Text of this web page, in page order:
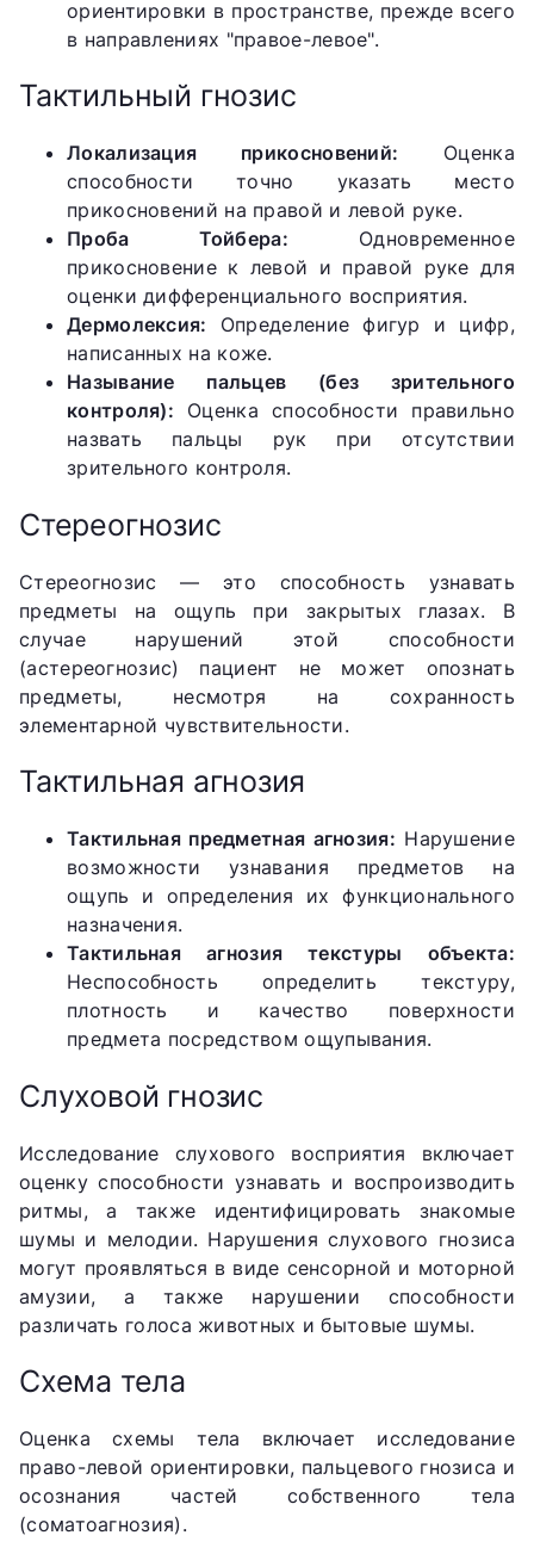
ориентировки в пространстве, прежде всего
в направлениях "правое-левое".
Тактильный гнозис
Локализация прикосновений: Оценка
способности точно указать место
прикосновений на правой и левой руке.
Проба Тойбера: Одновременное
прикосновение к левой и правой руке для
оценки дифференциального восприятия.
Дермолексия: Определение фигур и цифр,
написанных на коже.
Называние пальцев (без зрительного
контроля): Оценка способности правильно
назвать пальцы рук при отсутствии
зрительного контроля.
Стереогнозис
Стереогнозис — это способность узнавать
предметы на ощупь при закрытых глазах. В
случае нарушений этой способности
(астереогнозис) пациент не может опознать
предметы, несмотря на сохранность
элементарной чувствительности.
Тактильная агнозия
Тактильная предметная агнозия: Нарушение
возможности узнавания предметов на
ощупь и определения их функционального
назначения.
Тактильная агнозия текстуры объекта:
Неспособность определить текстуру,
плотность и качество поверхности
предмета посредством ощупывания.
Слуховой гнозис
Исследование слухового восприятия включает
оценку способности узнавать и воспроизводить
ритмы, а также идентифицировать знакомые
шумы и мелодии. Нарушения слухового гнозиса
могут проявляться в виде сенсорной и моторной
амузии, а также нарушении способности
различать голоса животных и бытовые шумы.
Схема тела
Оценка схемы тела включает исследование
право-левой ориентировки, пальцевого гнозиса и
осознания частей собственного тела
(соматоагнозия).